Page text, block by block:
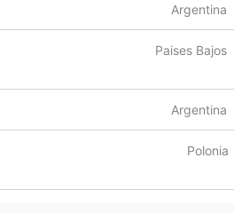
Argentina
Paises Bajos
Argentina
Polonia